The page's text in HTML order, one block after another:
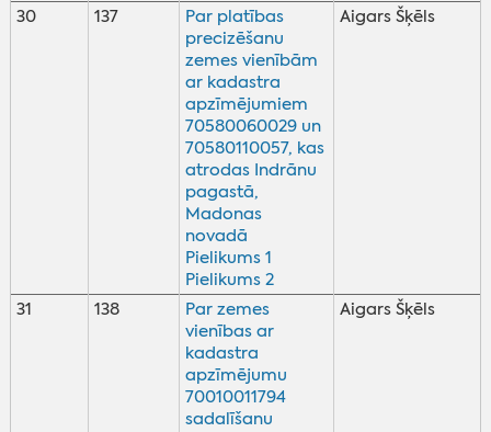
30 137
Par platības
precizēšanu
zemes vienībām
ar kadastra
apzīmējumiem
70580060029 un
70580110057, kas
atrodas Indrānu
pagastā,
Madonas
novadā
Pielikums 1
Pielikums 2
Aigars Šķēls
31 138
Par zemes
vienības ar
kadastra
apzīmējumu
70010011794
sadalīšanu
Aigars Šķēls